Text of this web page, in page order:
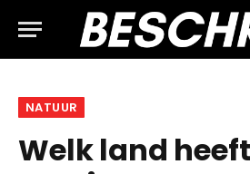
NATUUR
Welk land